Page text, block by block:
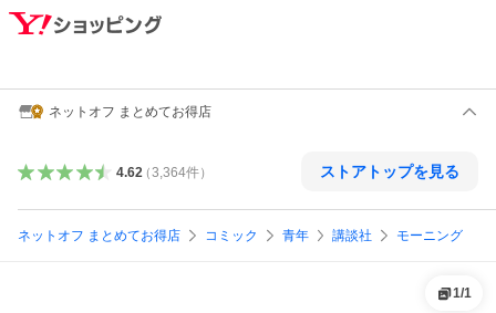
ネットオフ まとめてお得店
4.62（3,364件） ストアトップを見る
ネットオフ まとめてお得店 コミック 青年 講談社 モーニング
1/1